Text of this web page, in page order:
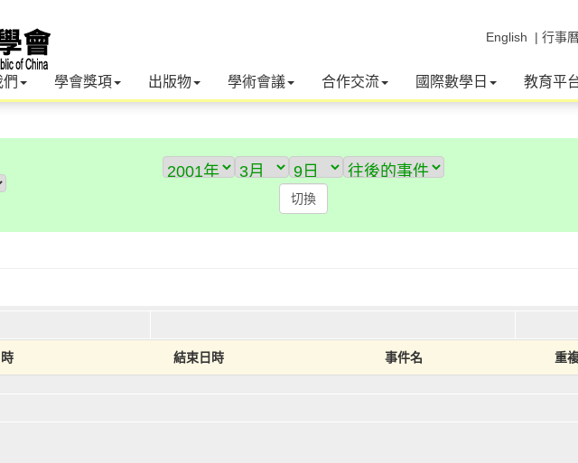
| 行事
English
們 學會獎項 出版物 學術會議 合作交流 國際數學日 教育平
結束日時 事件名 重